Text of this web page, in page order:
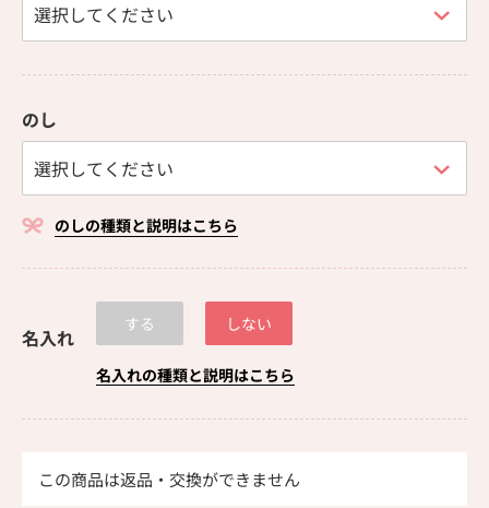
のし
のしの種類と説明はこちら
名入れ
する しない
名入れの種類と説明はこちら
この商品は返品・交換ができません